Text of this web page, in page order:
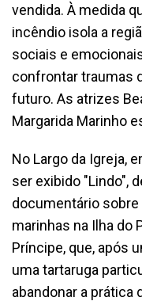
vendida. À medida
incêndio isola a
sociais e
confrontar traumas
futuro. As atrizes
Margarida Marinho
No Largo da Igreja,
ser exibido "Lindo",
documentário
marinhas na Ilha do
Príncipe, que, após
uma tartaruga
abandonar a prática